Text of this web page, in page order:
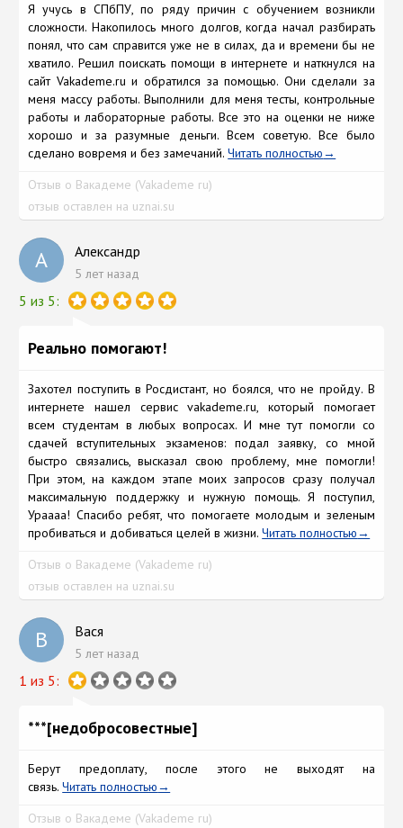
Я учусь в СПбПУ, по ряду причин с обучением возникли
сложности. Накопилось много долгов, когда начал разбирать
понял, что сам справится уже не в силах, да и времени бы не
хватило. Решил поискать помощи в интернете и наткнулся на
сайт Vakademe.ru и обратился за помощью. Они сделали за
меня массу работы. Выполнили для меня тесты, контрольные
работы и лабораторные работы. Все это на оценки не ниже
хорошо и за разумные деньги. Всем советую. Все было
сделано вовремя и без замечаний.Читать полностью
Отзыв о Вакадеме (Vakademe ru)
отзыв оставлен на uznai.su
А Александр
5 лет назад
5 из 5:
Реально помогают!
Захотел поступить в Росдистант, но боялся, что не пройду. В
интернете нашел сервис vakademe.ru, который помогает
всем студентам в любых вопросах. И мне тут помогли со
сдачей вступительных экзаменов: подал заявку, со мной
быстро связались, высказал свою проблему, мне помогли!
При этом, на каждом этапе моих запросов сразу получал
максимальную поддержку и нужную помощь. Я поступил,
Ураааа! Спасибо ребят, что помогаете молодым и зеленым
пробиваться и добиваться целей в жизни.Читать полностью
Отзыв о Вакадеме (Vakademe ru)
отзыв оставлен на uznai.su
В Вася
5 лет назад
1 из 5:
***[недобросовестные]
Берут предоплату, после этого не выходят на
связь.Читать полностью
Отзыв о Вакадеме (Vakademe ru)